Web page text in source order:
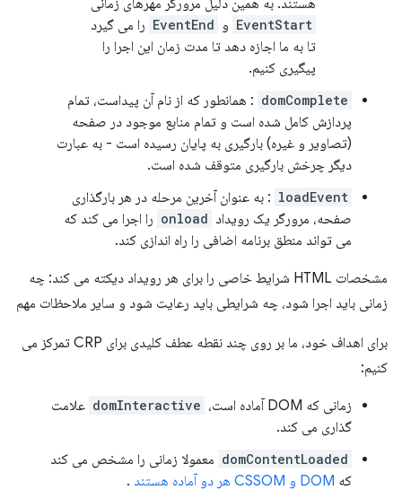
هستند. به همین دلیل مرورگر مهرهای زمانی
EventStart و EventEnd را می گیرد
تا به ما اجازه دهد تا مدت زمان این اجرا را
پیگیری کنیم.
domComplete : همانطور که از نام آن پیداست، تمام
پردازش کامل شده است و تمام منابع موجود در صفحه
(تصاویر و غیره) بارگیری به پایان رسیده است - به عبارت
دیگر چرخش بارگیری متوقف شده است.
loadEvent : به عنوان آخرین مرحله در هر بارگذاری
صفحه، مرورگر یک رویداد onload را اجرا می کند که
می تواند منطق برنامه اضافی را راه اندازی کند.
مشخصات HTML شرایط خاصی را برای هر رویداد دیکته می کند: چه
زمانی باید اجرا شود، چه شرایطی باید رعایت شود و سایر ملاحظات مهم
برای اهداف خود، ما بر روی چند نقطه عطف کلیدی برای CRP تمرکز می
کنیم:
زمانی که DOM آماده است، domInteractive علامت
گذاری می کند.
domContentLoaded معمولا زمانی را مشخص می کند
که DOM و CSSOM هر دو آماده هستند
.